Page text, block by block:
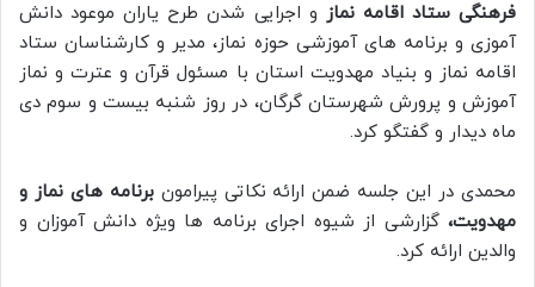
فرهنگی ستاد اقامه نماز و اجرایی شدن طرح یاران موعود دانش
آموزی و برنامه های آموزشی حوزه نماز، مدیر و کارشناسان ستاد
اقامه نماز و بنیاد مهدویت استان با مسئول قرآن و عترت و نماز
آموزش و پرورش شهرستان گرگان، در روز شنبه بیست و سوم دی
ماه دیدار و گفتگو کرد.
محمدی در این جلسه ضمن ارائه نکاتی پیرامونبرنامه های نماز و
مهدویت، گزارشی از شیوه اجرای برنامه ها ویژه دانش آموزان و
والدین ارائه کرد.